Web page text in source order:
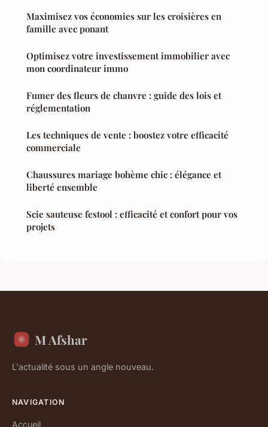
Maximisez vos économies sur les croisières en
famille avec ponant
Optimisez votre investissement immobilier avec
mon coordinateur immo
Fumer des fleurs de chanvre : guide des lois et
réglementation
Les techniques de vente : boostez votre efficacité
commerciale
Chaussures mariage bohème chic : élégance et
liberté ensemble
Scie sauteuse festool : efficacité et confort pour vos
projets
M Afshar
L'actualité sous un angle nouveau.
NAVIGATION
Accueil